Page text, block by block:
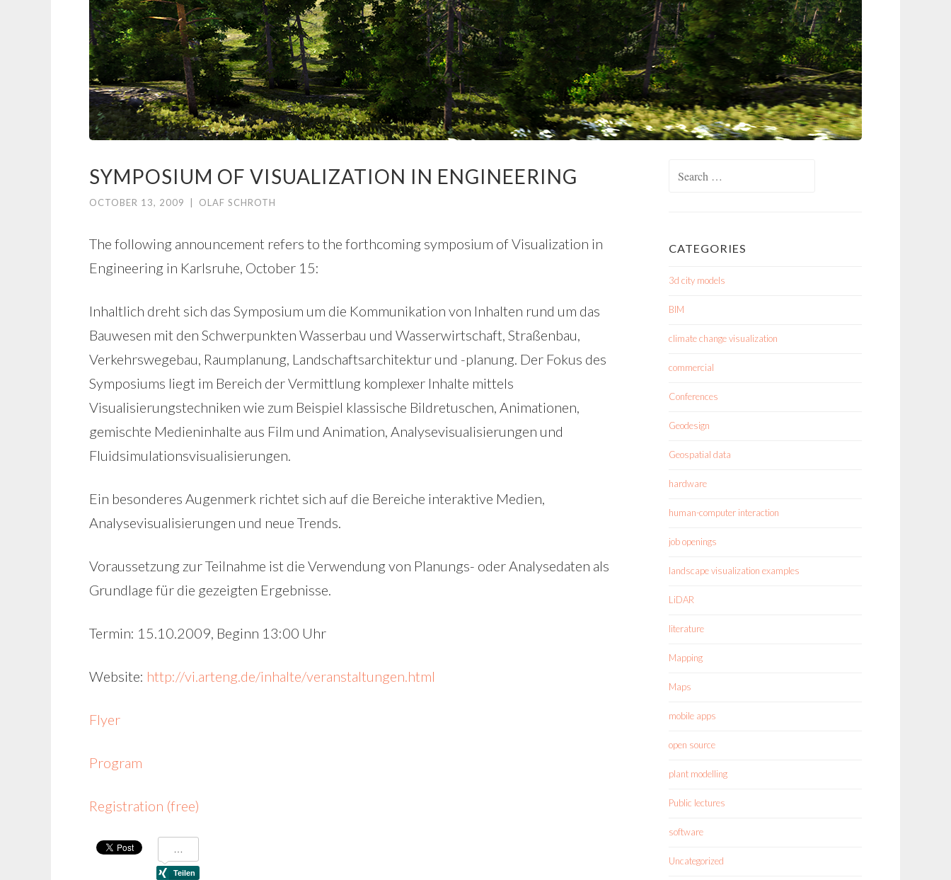
SYMPOSIUM OF VISUALIZATION IN ENGINEERING
OCTOBER 13, 2009 OLAF SCHROTH
The following announcement refers to the forthcoming symposium of Visualization in
Engineering in Karlsruhe, October 15:
Inhaltlich dreht sich das Symposium um die Kommunikation von Inhalten rund um das
Bauwesen mit den Schwerpunkten Wasserbau und Wasserwirtschaft, Straßenbau,
Verkehrswegebau, Raumplanung, Landschaftsarchitektur und -planung. Der Fokus des
Symposiums liegt im Bereich der Vermittlung komplexer Inhalte mittels
Visualisierungstechniken wie zum Beispiel klassische Bildretuschen, Animationen,
gemischte Medieninhalte aus Film und Animation, Analysevisualisierungen und
Fluidsimulationsvisualisierungen.
Ein besonderes Augenmerk richtet sich auf die Bereiche interaktive Medien,
Analysevisualisierungen und neue Trends.
Voraussetzung zur Teilnahme ist die Verwendung von Planungs- oder Analysedaten als
Grundlage für die gezeigten Ergebnisse.
Termin: 15.10.2009, Beginn 13:00 Uhr
Website: http://vi.arteng.de/inhalte/veranstaltungen.html
Flyer
Program
Registration (free)
CATEGORIES
3d city models
BIM
climate change visualization
commercial
Conferences
Geodesign
Geospatial data
hardware
human-computer interaction
job openings
landscape visualization examples
LiDAR
literature
Mapping
Maps
mobile apps
open source
plant modelling
Public lectures
software
Uncategorized